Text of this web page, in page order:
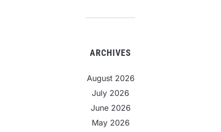
ARCHIVES
August 2026
July 2026
June 2026
May 2026